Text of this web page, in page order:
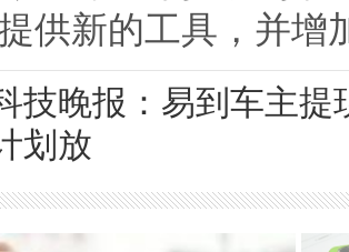
供新的工具，并增
技晚报：易到车主提
划放